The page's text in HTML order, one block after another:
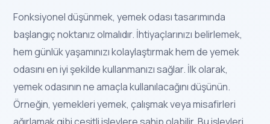
Fonksiyonel düşünmek, yemek odası tasarımında
başlangıç ​​noktanız olmalıdır. İhtiyaçlarınızı belirlemek,
hem günlük yaşamınızı kolaylaştırmak hem de yemek
odasını en iyi şekilde kullanmanızı sağlar. İlk olarak,
yemek odasının ne amaçla kullanılacağını düşünün.
Örneğin, yemekleri yemek, çalışmak veya misafirleri